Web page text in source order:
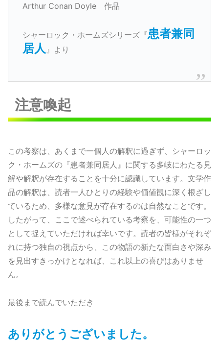
Arthur Conan Doyle 作品
シャーロック・ホームズシリーズ『患者兼同
居人』より
注意喚起
この考察は、あくまで一個人の解釈に過ぎず、シャーロッ
ク・ホームズの『患者兼同居人』に関する多岐にわたる見
解や解釈が存在することを十分に認識しています。文学作
品の解釈は、読者一人ひとりの経験や価値観に深く根ざし
ているため、多様な意見が存在するのは自然なことです。
したがって、ここで述べられている考察を、可能性の一つ
として捉えていただければ幸いです。読者の皆様がそれぞ
れに持つ独自の視点から、この物語の新たな面白さや深み
を見出すきっかけとなれば、これ以上の喜びはありませ
ん。
最後まで読んでいただき
ありがとうございました。